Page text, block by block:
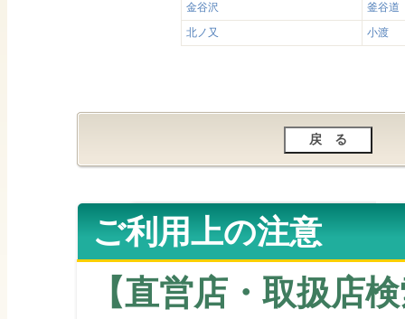
金谷沢
釜谷道
北ノ又
小渡
ご利用上の注意
【直営店・取扱店